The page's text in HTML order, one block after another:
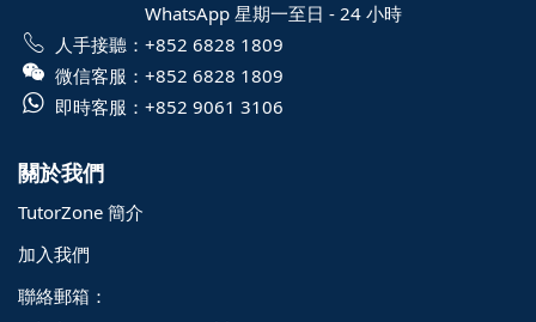
WhatsApp 星期一至日 - 24 小時
人手接聽： +852 6828 1809
微信客服： +852 6828 1809
即時客服： +852 9061 3106
關於我們
TutorZone 簡介
加入我們
聯絡郵箱：